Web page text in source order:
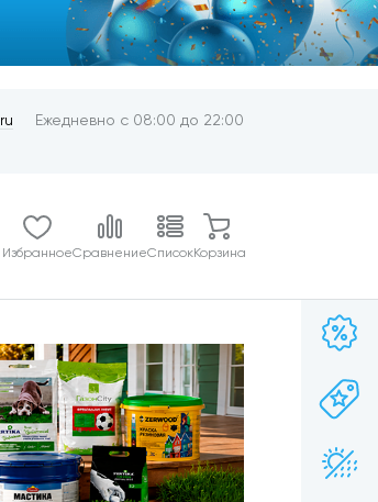
Ежедневно с 08:00 до 22:00
ИзбранноеСравнениеСписокКорзина